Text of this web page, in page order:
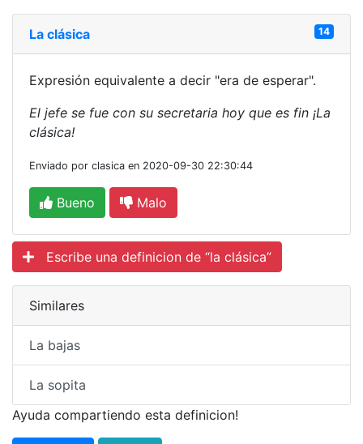
La clásica 14
Expresión equivalente a decir "era de esperar".
El jefe se fue con su secretaria hoy que es fin ¡La
clásica!
Enviado por clasica en 2020-09-30 22:30:44
Bueno Malo
Escribe una definicion de “la clásica”
Similares
La bajas
La sopita
Ayuda compartiendo esta definicion!